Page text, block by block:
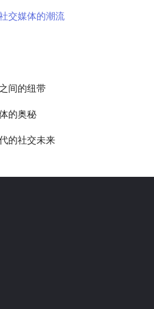
交媒体的潮流
间的纽带
的奥秘
的社交未来